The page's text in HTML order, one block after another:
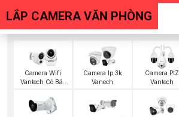
LẮP CAMERA VĂN PHÒNG
Camera Wifi
Vantech Có Báo
Camera Ip 3k
Vanech
Camera PtZ
Vantech